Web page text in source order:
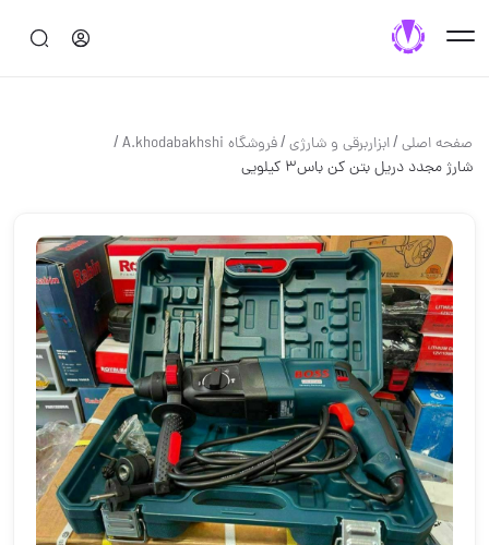
صفحه اصلی/ابزاربرقی و شارژی/فروشگاه A.khodabakhshi /
شارژ مجدد دریل بتن کن باس٣ کیلویی